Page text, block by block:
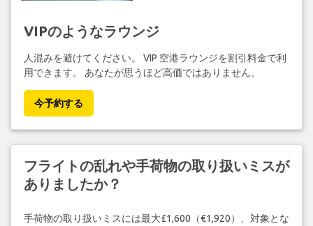
VIPのようなラウンジ
人混みを避けてください。 VIP 空港ラウンジを割引料金で利
用できます。 あなたが思うほど高価ではありません。
今予約する
フライトの乱れや手荷物の取り扱いミスが
ありましたか？
手荷物の取り扱いミスには最大£1,600（€1,920）、対象とな